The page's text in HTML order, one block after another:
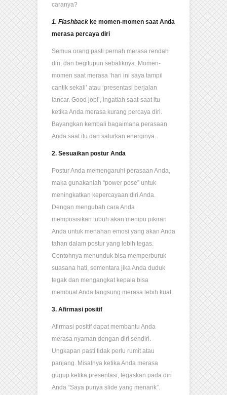
caranya?
1. Flashback ke momen-momen saat Anda
merasa percaya diri
Semua orang pasti pernah merasa rendah
diri, dan begitupun sebaliknya. Momen-
momen saat merasa ‘hari ini saya tampil
cantik sekali’ atau ‘presentasi berjalan
lancar. Good job!’, ingatlah saat-saat itu
ketika Anda merasa kurang percaya diri.
Bayangkan kembali bagaimana perasaan
Anda saat itu dan salurkan energinya.
2. Sesuaikan postur Anda
Postur Anda memengaruhi perasaan Anda,
maka gunakanlah “power pose” untuk
meningkatkan kepercayaan diri Anda.
Dengan mengubah cara Anda
memposisikan tubuh akan menipu pikiran
Anda untuk menahan emosi yang akan Anda
tahan dalam postur yang lebih tegas.
Contohnya menunduk bisa memperburuk
suasana hati, sementara jika Anda duduk
tegak dan mengangkat kepala bisa
membuat Anda langsung merasa lebih kuat.
3. Afirmasi positif
Afirmasi positif dapat membantu Anda
merasa nyaman dengan diri sendiri.
Ungkapan pasti tidak perlu rumit atau
panjang. Misalnya ketika Anda merasa
gugup ketika presentasi, tegaskan pada diri
Anda “Saya punya slide yang menarik”.